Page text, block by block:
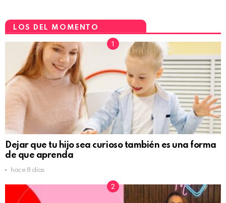
LOS DEL MOMENTO
Dejar que tu hijo sea curioso también es una forma
de que aprenda
hace 8 días